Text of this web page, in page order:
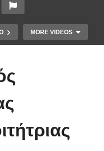
MORE VIDEOS
το